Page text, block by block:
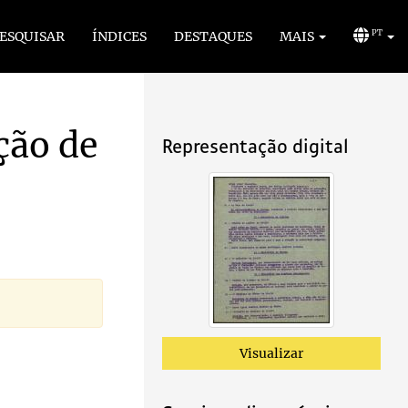
ÍNDICES DESTAQUES MAIS PT
Representação digital
Visualizar
de